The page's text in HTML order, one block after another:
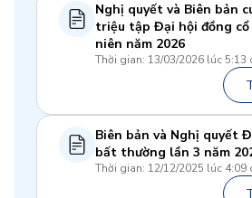
Nghị quyết và Biên bản
triệu tập Đại hội đồng
niên năm 2026
Thời gian: 13/03/2026 lúc 5:13
Biên bản và Nghị quyết
bất thường lần 3 năm
Thời gian: 12/12/2025 lúc 4:09